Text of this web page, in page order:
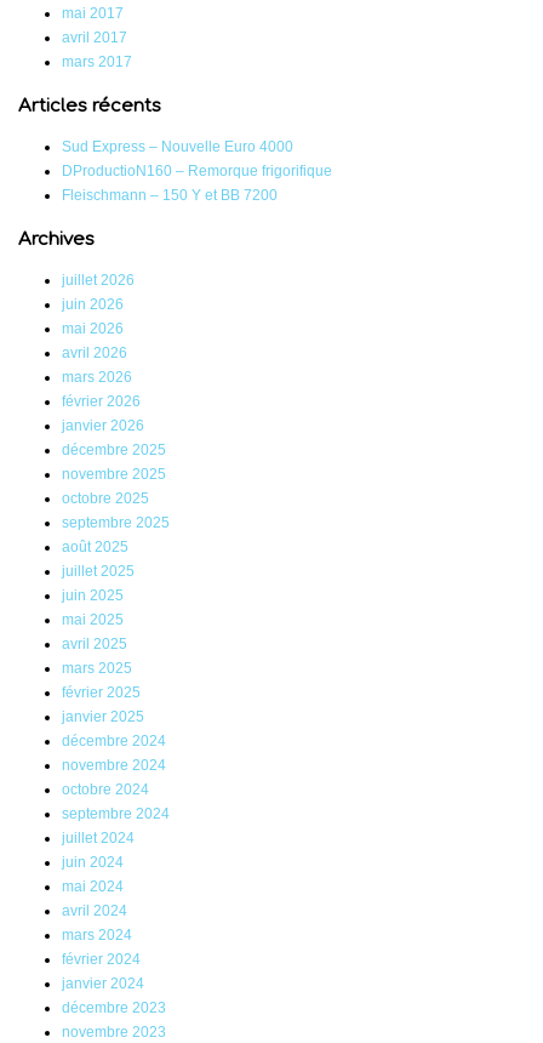
mai 2017
avril 2017
mars 2017
Articles récents
Sud Express – Nouvelle Euro 4000
DProductioN160 – Remorque frigorifique
Fleischmann – 150 Y et BB 7200
Archives
juillet 2026
juin 2026
mai 2026
avril 2026
mars 2026
février 2026
janvier 2026
décembre 2025
novembre 2025
octobre 2025
septembre 2025
août 2025
juillet 2025
juin 2025
mai 2025
avril 2025
mars 2025
février 2025
janvier 2025
décembre 2024
novembre 2024
octobre 2024
septembre 2024
juillet 2024
juin 2024
mai 2024
avril 2024
mars 2024
février 2024
janvier 2024
décembre 2023
novembre 2023